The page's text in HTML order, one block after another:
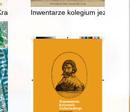
AiBKKK, Ms 45) : studium
Inwentarze kolegium jezuitów